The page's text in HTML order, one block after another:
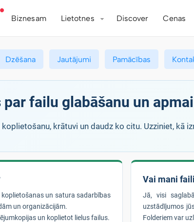
Biznesam Lietotnes Discover Cenas
Dzēšana Jautājumi Pamācības
failu glabāšanu un
krātuvi un daudz ko citu. Uzziniet, kā
un satura sadarbības
un organizācijām.
un koplietot lielus failus.
Vai mani
Jā, visi
uzstādījumos
Folderiem var